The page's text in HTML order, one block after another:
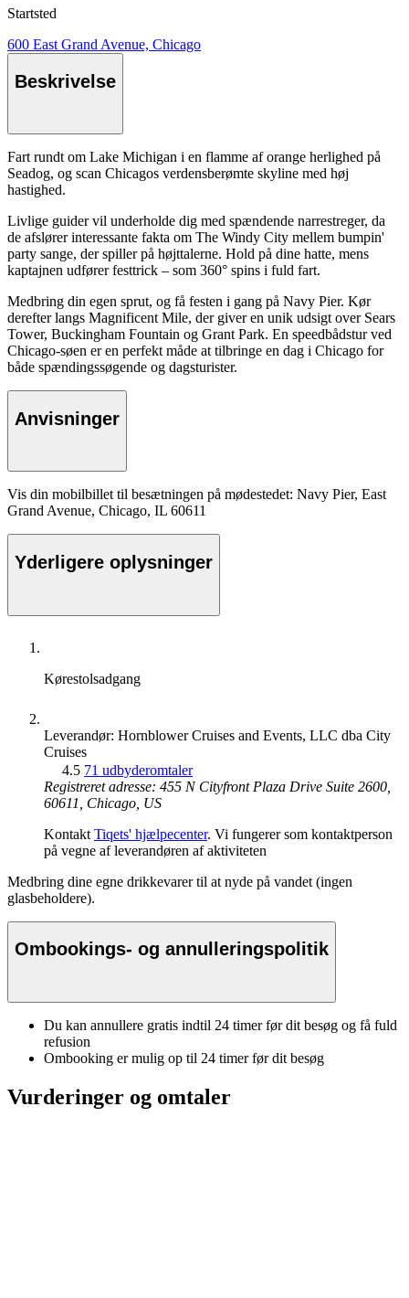
Startsted
600 East Grand Avenue, Chicago
Beskrivelse
Fart rundt om Lake Michigan i en flamme af orange herlighed på
Seadog, og scan Chicagos verdensberømte skyline med høj
hastighed.
Livlige guider vil underholde dig med spændende narrestreger, da
de afslører interessante fakta om The Windy City mellem bumpin'
party sange, der spiller på højttalerne. Hold på dine hatte, mens
kaptajnen udfører festtrick – som 360° spins i fuld fart.
Medbring din egen sprut, og få festen i gang på Navy Pier. Kør
derefter langs Magnificent Mile, der giver en unik udsigt over Sears
Tower, Buckingham Fountain og Grant Park. En speedbådstur ved
Chicago-søen er en perfekt måde at tilbringe en dag i Chicago for
både spændingssøgende og dagsturister.
Anvisninger
Vis din mobilbillet til besætningen på mødestedet: Navy Pier, East
Grand Avenue, Chicago, IL 60611
Yderligere oplysninger
Kørestolsadgang
Leverandør: Hornblower Cruises and Events, LLC dba City
Cruises
4.5 71 udbyderomtaler
Registreret adresse: 455 N Cityfront Plaza Drive Suite 2600,
60611, Chicago, US
Kontakt Tiqets' hjælpecenter. Vi fungerer som kontaktperson
på vegne af leverandøren af aktiviteten
Medbring dine egne drikkevarer til at nyde på vandet (ingen
glasbeholdere).
Ombookings- og annulleringspolitik
Du kan annullere gratis indtil 24 timer før dit besøg og få fuld
refusion
Ombooking er mulig op til 24 timer før dit besøg
Vurderinger og omtaler